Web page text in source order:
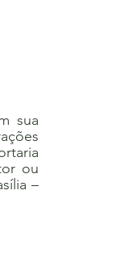
sua
ou
–